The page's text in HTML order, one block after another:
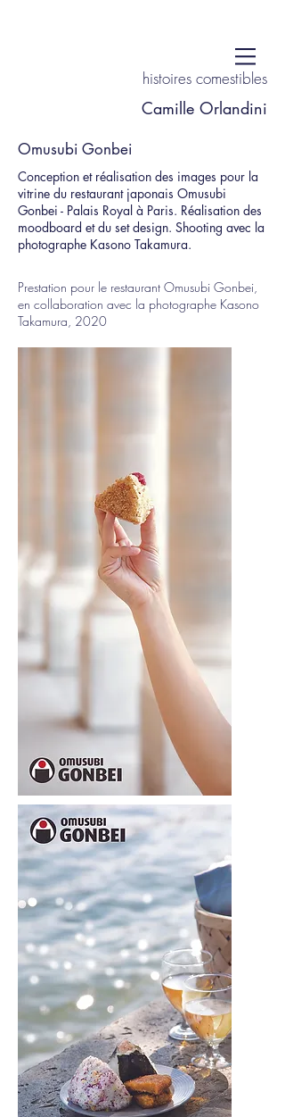
histoires comestibles
Camille Orlandini
Omusubi Gonbei
Conception et réalisation des images pour la
vitrine du restaurant japonais Omusubi
Gonbei - Palais Royal à Paris. Réalisation des
moodboard et du set design. Shooting avec la
photographe Kasono Takamura.
Prestation pour le restaurant Omusubi Gonbei,
en collaboration avec la photographe Kasono
Takamura, 2020